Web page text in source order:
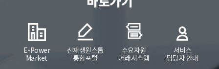
E-Power
Market
신재생원스톱
통합포털
수요자원
거래시스템
서비스
담당자 안내